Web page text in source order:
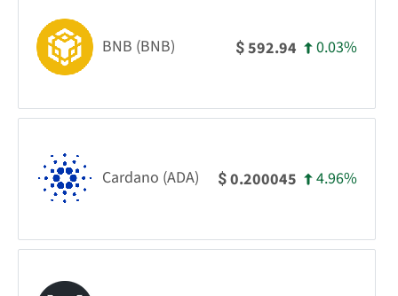
BNB (BNB) $592.94 0.03%
Cardano (ADA) $0.200045 4.96%